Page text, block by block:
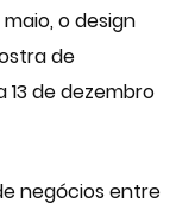
maio, o design
de
13 de dezembro
negócios entre